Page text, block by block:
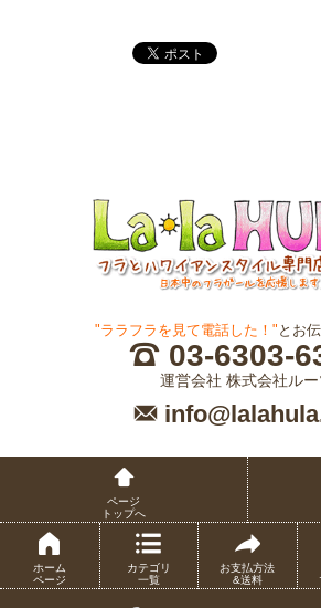
"ララフラを見て電話した！" とお
03-6303-
運営会社 株式会社ルー
ページ
トップへ
ホーム
ページ
カテゴリ
一覧
お支払方法
&送料